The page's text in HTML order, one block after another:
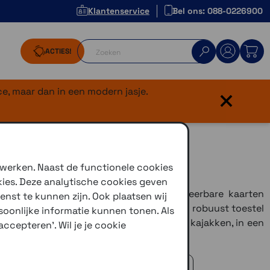
Klantenservice Bel ons: 088-0226900
ACTIES!
maar dan in een modern jasje.
×
760i handheld is voorzien van navigeerbare kaarten
geavanceerde outdoorfuncties in een robuust toestel
navigatie tijdens het wandelen, fietsen, kajakken, in een
Naast de functionele cookies
Deze analytische cookies geven
te kunnen zijn. Ook plaatsen wij
informatie kunnen tonen. Als
Wil je je cookie